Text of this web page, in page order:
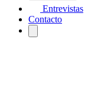
Entrevistas
Contacto